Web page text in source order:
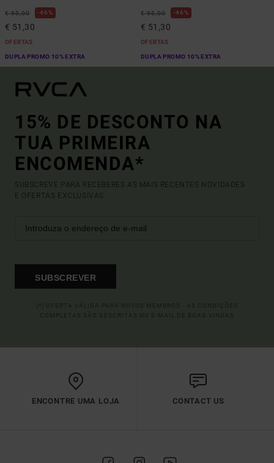
€ 95,00 46%
€ 51,30
OFERTAS
DUPLA PROMO 10% EXTRA
€ 95,00 46%
€ 51,30
OFERTAS
DUPLA PROMO 10% EXTRA
15% DE DESCONTO NA
TUA PRIMEIRA
ENCOMENDA*
SUBSCREVE PARA RECEBERES AS MAIS RECENTES NOVIDADES
E OFERTAS EXCLUSIVAS.
SUBSCREVER
ENCONTRE UMA LOJA CONTACT US